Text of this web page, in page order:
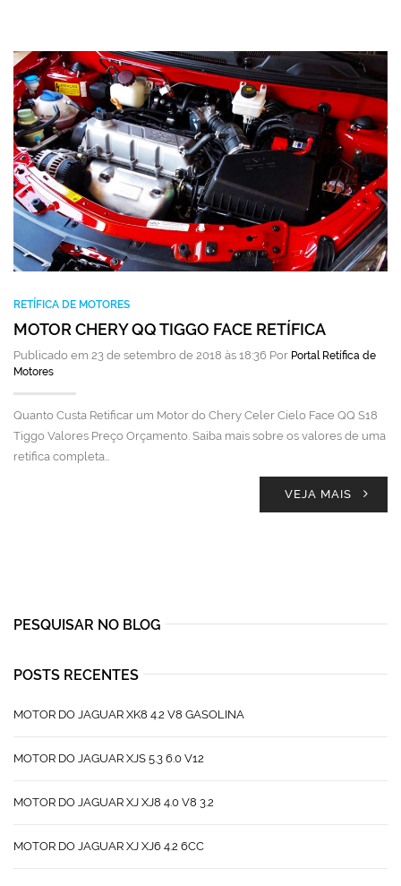
RETÍFICA DE MOTORES
MOTOR CHERY QQ TIGGO FACE RETÍFICA
Publicado em 23 de setembro de 2018 às 18:36 Por Portal Retífica de
Motores
Quanto Custa Retificar um Motor do Chery Celer Cielo Face QQ S18
Tiggo Valores Preço Orçamento. Saiba mais sobre os valores de uma
retífica completa…
VEJA MAIS
PESQUISAR NO BLOG
POSTS RECENTES
MOTOR DO JAGUAR XK8 4.2 V8 GASOLINA
MOTOR DO JAGUAR XJS 5.3 6.0 V12
MOTOR DO JAGUAR XJ XJ8 4.0 V8 3.2
MOTOR DO JAGUAR XJ XJ6 4.2 6CC